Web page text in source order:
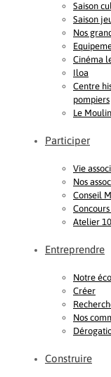
Saison
Saison
Nos
Cinéma
Iloa
Centre
pompiers
Le
Participer
Vie
Nos
Conseil
Atelier
Entreprendre
Notre
Créer
Nos
Construire